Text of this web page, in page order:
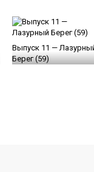
Выпуск 11 —
Берег (59)